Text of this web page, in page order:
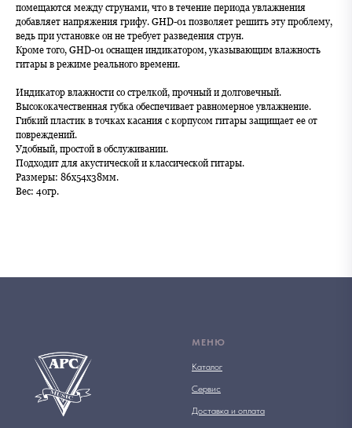
помещаются между струнами, что в течение периода увлажнения
добавляет напряжения грифу. GHD-01 позволяет решить эту проблему,
ведь при установке он не требует разведения струн.
Кроме того, GHD-01 оснащен индикатором, указывающим влажность
гитары в режиме реального времени.
Индикатор влажности со стрелкой, прочный и долговечный.
Высококачественная губка обеспечивает равномерное увлажнение.
Гибкий пластик в точках касания с корпусом гитары защищает ее от
повреждений.
Удобный, простой в обслуживании.
Подходит для акустической и классической гитары.
Размеры: 86x54x38мм.
Вес: 40гр.
МЕНЮ
Каталог
Сервис
Доставка и оплата